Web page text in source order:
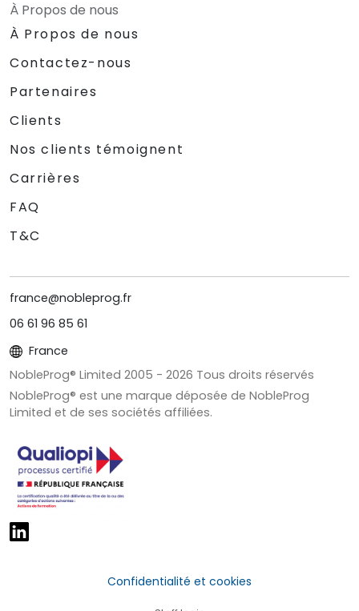
À Propos de nous
À Propos de nous
Contactez-nous
Partenaires
Clients
Nos clients témoignent
Carrières
FAQ
T&C
france@nobleprog.fr
06 61 96 85 61
France
NobleProg® Limited 2005 - 2026 Tous droits réservés
NobleProg® est une marque déposée de NobleProg
Limited et de ses sociétés affiliées.
Confidentialité et cookies